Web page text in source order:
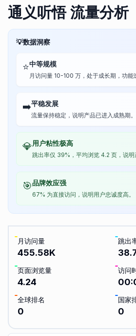
通义听悟 流量分析
💡数据洞察
⭐中等规模
月访问量 10-100 万，处于成长期，功能
➡️平稳发展
流量保持稳定，说明产品已进入成熟期。
💎用户粘性极高
跳出率仅 39%，平均浏览 4.2 页，说明
🎯品牌效应强
67% 为直接访问，说明用户忠诚度高。
月访问量
455.58K
跳出
页面浏览量
4.24
访问
全球排名
0
国家
0